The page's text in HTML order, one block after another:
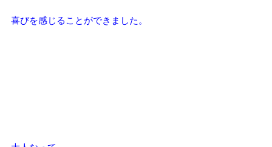
喜びを感じることができました。